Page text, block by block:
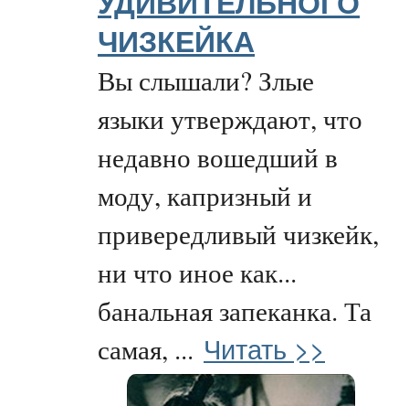
ЧИЗКЕЙКА
Вы слышали? Злые
языки утверждают, что
недавно вошедший в
моду, капризный и
привередливый чизкейк,
ни что иное как...
банальная запеканка. Та
самая, ... Читать >>